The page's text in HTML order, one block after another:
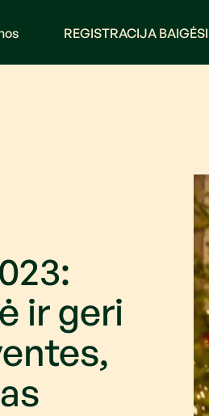
REGISTRACIJA BAIGĖSI
ir geri